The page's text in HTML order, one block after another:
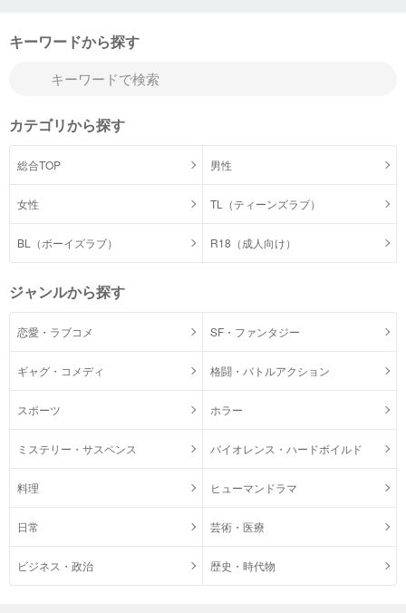
キーワードから探す
カテゴリから探す
総合TOP 男性
女性 TL（ティーンズラブ）
BL（ボーイズラブ） R18（成人向け）
ジャンルから探す
恋愛・ラブコメ SF・ファンタジー
ギャグ・コメディ 格闘・バトルアクション
スポーツ ホラー
ミステリー・サスペンス バイオレンス・ハードボイルド
料理 ヒューマンドラマ
日常 芸術・医療
ビジネス・政治 歴史・時代物